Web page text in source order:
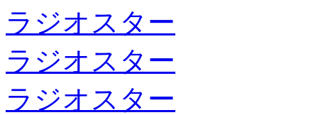
ラジオスター
ラジオスター
ラジオスター